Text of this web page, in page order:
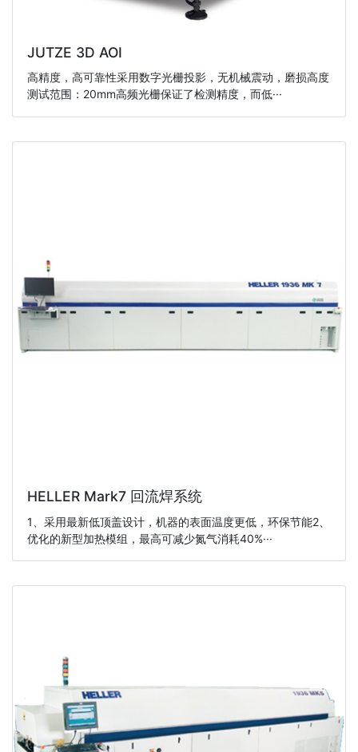
JUTZE 3D AOI
高精度，高可靠性采用数字光栅投影，无机械震动，磨损高度
测试范围：20mm高频光栅保证了检测精度，而低···
HELLER Mark7 回流焊系统
1、采用最新低顶盖设计，机器的表面温度更低，环保节能2、
优化的新型加热模组，最高可减少氮气消耗40%···